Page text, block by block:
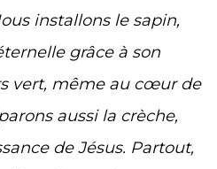
installons le sapin,
grâce à son
vert, même au cœur de
aussi la crèche,
de Jésus. Partout,